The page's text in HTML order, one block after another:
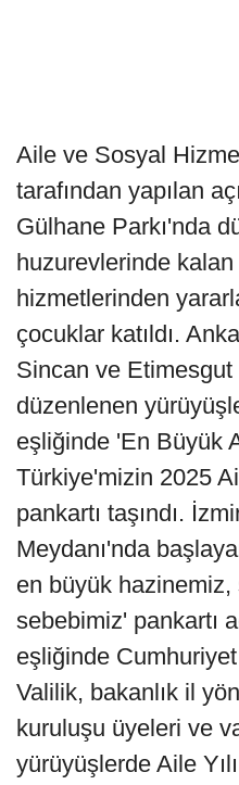
Aile ve Sosyal
tarafından yapılan
Gülhane Parkı'nda
huzurevlerinde
hizmetlerinden
çocuklar katıldı.
Sincan ve
düzenlenen
eşliğinde 'En Büyük
Türkiye'mizin 2025
pankartı taşındı.
Meydanı'nda
en büyük
sebebimiz' pankartı
eşliğinde
Valilik, bakanlık il
kuruluşu üyeleri ve
yürüyüşlerde Aile